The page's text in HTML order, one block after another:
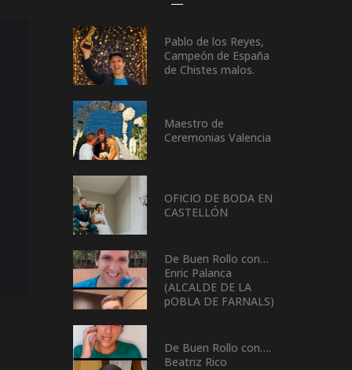
Pablo de los Reyes,
Campeón de España
de Chistes malos.
Maestro de
Ceremonias Valencia
OFICIO DE BODA EN
CASTELLÓN
De Buen Rollo con…
Enric Palanca
(ALCALDE DE LA
pOBLA DE FARNALS)
De Buen Rollo con….
Beatriz Rico